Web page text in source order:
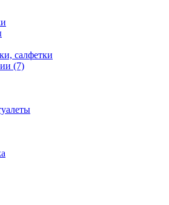
салфетки
(7)